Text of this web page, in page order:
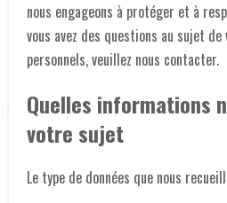
nous engageons à protéger et à
vous avez des questions au sujet
personnels, veuillez nous contacter.
Quelles informations
votre sujet
Le type de données que nous